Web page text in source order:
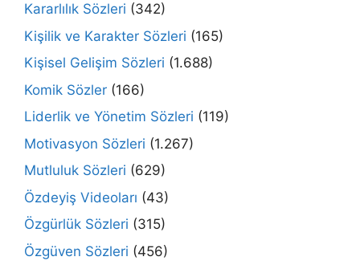
Kararlılık Sözleri (342)
Kişilik ve Karakter Sözleri (165)
Kişisel Gelişim Sözleri (1.688)
Komik Sözler (166)
Liderlik ve Yönetim Sözleri (119)
Motivasyon Sözleri (1.267)
Mutluluk Sözleri (629)
Özdeyiş Videoları (43)
Özgürlük Sözleri (315)
Özgüven Sözleri (456)